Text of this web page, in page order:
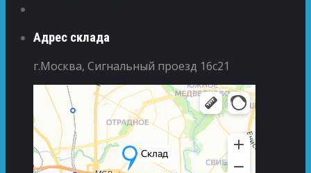
Адрес склада
г.Москва, Сигнальный проезд 16с21